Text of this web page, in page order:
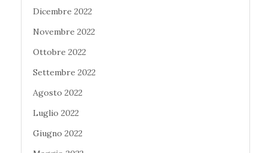
Dicembre 2022
Novembre 2022
Ottobre 2022
Settembre 2022
Agosto 2022
Luglio 2022
Giugno 2022